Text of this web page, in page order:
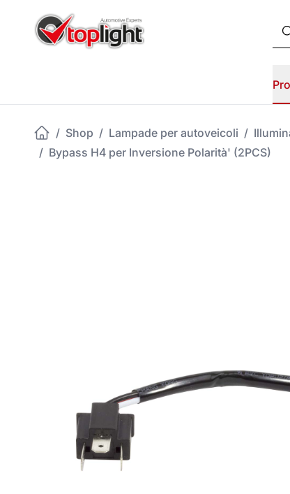
/ Shop / Lampade per autoveicoli /
/ Bypass H4 per Inversione Polarità' (2PCS)